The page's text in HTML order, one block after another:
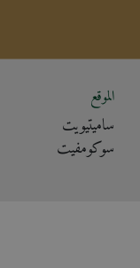
الموقع
ساميتيويت
سوكومفيت